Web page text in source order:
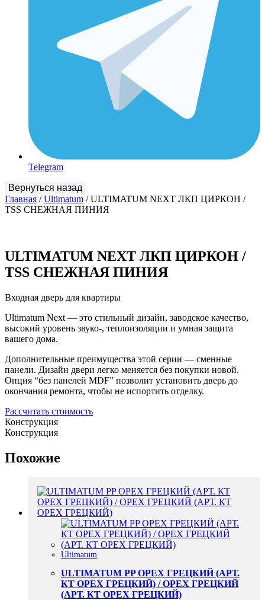
Telegram
Главная /Ultimatum / ULTIMATUM NEXT ЛКП ЦИРКОН /
TSS СНЕЖНАЯ ПИНИЯ
ULTIMATUM NEXT ЛКП ЦИРКОН /
TSS СНЕЖНАЯ ПИНИЯ
Входная дверь для квартиры
Ultimatum Next — это стильный дизайн, заводское качество,
высокий уровень звуко-, теплоизоляции и умная защита
вашего дома.
Дополнительные преимущества этой серии — сменные
панели. Дизайн двери легко меняется без покупки новой.
Опция “без панелей MDF” позволит установить дверь до
окончания ремонта, чтобы не испортить отделку.
Рассчитать стоимость
Конструкция
Конструкция
Похожие
Ultimatum
ULTIMATUM PP ОРЕХ ГРЕЦКИЙ (АРТ.
КТ ОРЕХ ГРЕЦКИЙ) / ОРЕХ ГРЕЦКИЙ
(АРТ. КТ ОРЕХ ГРЕЦКИЙ)